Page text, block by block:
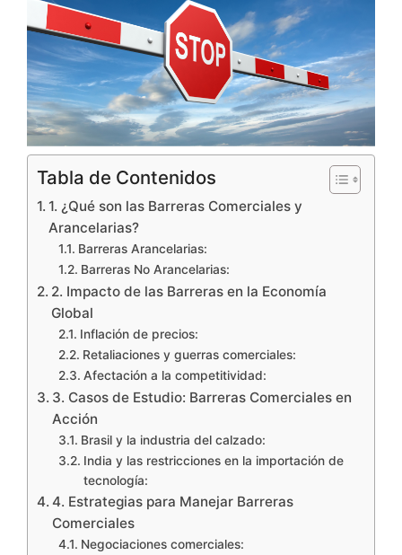
Tabla de Contenidos
1. ¿Qué son las Barreras Comerciales y
Arancelarias?
Barreras Arancelarias:
Barreras No Arancelarias:
2. Impacto de las Barreras en la Economía
Global
Inflación de precios:
Retaliaciones y guerras comerciales:
Afectación a la competitividad:
3. Casos de Estudio: Barreras Comerciales en
Acción
Brasil y la industria del calzado:
India y las restricciones en la importación de
tecnología:
4. Estrategias para Manejar Barreras
Comerciales
Negociaciones comerciales: